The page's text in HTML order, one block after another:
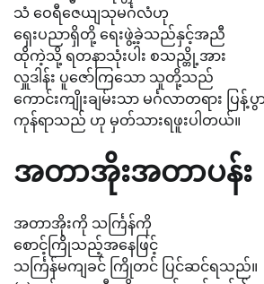
သံ ဝေရီဇေယျသုမင်္ဂလံဟု
ရှေးပညာရှိတို့ ရေးဖွဲ့ခဲ့သည်နှင့်အညီ
ထိုကဲ့သို့ ရတနာသုံးပါး စသည္တို့အား
လှူဒါန်း ပူဇော်ကြသော သူတို့သည်
ကောင်းကျိုးချမ်းသာ မင်္ဂလာတရား ပြ
ကုန်ရာသည် ဟု မှတ်သားရဖူးပါတယ်။
အတာအိုးအတာပန်း
အတာအိုးကို သင်္ကြန်ကို
စောင့်ကြိုသည့်အနေဖြင့်
သင်္ကြန်မကျခင် ကြိုတင် ပြင်ဆင်ရသည်။